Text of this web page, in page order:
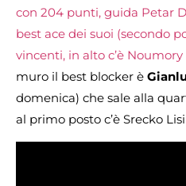
con 204 punti, guida Petar
best ace dei suoi (secondo
vincenti, in alto c’è
muro il best blocker è
domenica) che sale alla
al primo posto c’è Srecko